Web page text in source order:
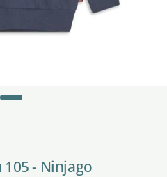
105 - Ninjago